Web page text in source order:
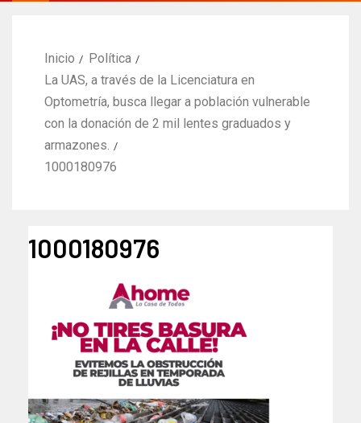
Inicio
Política
La UAS, a través de la Licenciatura en
Optometría, busca llegar a población vulnerable
con la donación de 2 mil lentes graduados y
armazones.
1000180976
1000180976